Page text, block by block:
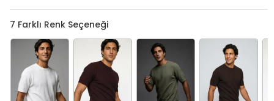
7 Farklı Renk Seçeneği